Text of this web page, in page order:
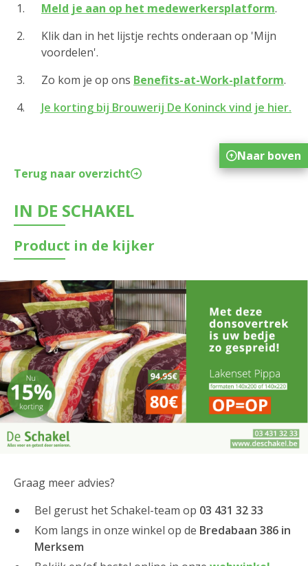
Meld je aan op het medewerkersplatform.
Klik dan in het lijstje rechts onderaan op 'Mijn
voordelen'.
Zo kom je op ons Benefits-at-Work-platform.
Je korting bij Brouwerij De Koninck vind je hier.
Terug naar overzicht
IN DE SCHAKEL
Product in de kijker
Graag meer advies?
Bel gerust het Schakel-team op 03 431 32 33
Kom langs in onze winkel op de Bredabaan 386 in
Merksem
Naar boven